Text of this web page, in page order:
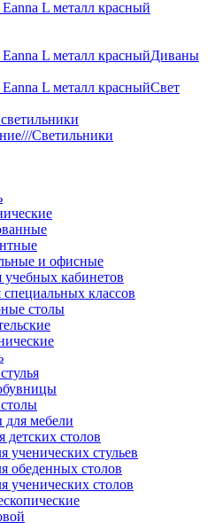
Диваны
Свет
Светильники
и офисные
кабинетов
классов
столы
мебели
детских столов
ученических стульев
обеденных столов
ученических столов